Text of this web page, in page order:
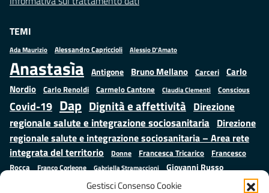
Gestisci Consenso Cookie
TEMI
Ada Maurizio Alessandro Capriccioli Alessio D'Amato
Anastasìa Antigone Bruno Mellano Carceri
Carlo
Nordio Carlo Renoldi Carmelo Cantone Claudia Clementi Conscious
Covid-19 Dap Dignità e affettività Direzione
regionale salute e integrazione sociosanitaria Direzione
regionale salute e integrazione sociosanitaria – Area rete
integrata del territorio
Donne Francesca Tricarico
Francesco
Rocca
Franco Corleone Gabriella Stramaccioni Giovanni Russo
Giuseppe Emanuele Cangemi Istruzione e cultura